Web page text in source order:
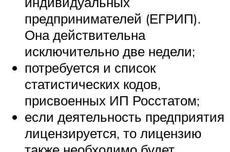
предпринимателей (ЕГРИП).
Она действительна
исключительно две недели;
потребуется и список
статистических кодов,
присвоенных ИП Росстатом;
если деятельность предприятия
лицензируется, то лицензию